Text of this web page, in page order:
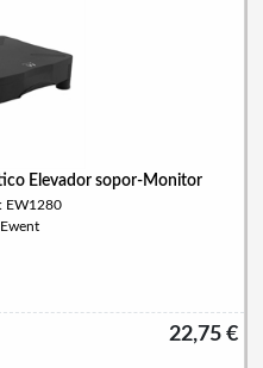
Elevador sopor-Monitor
EW1280
22,75 €